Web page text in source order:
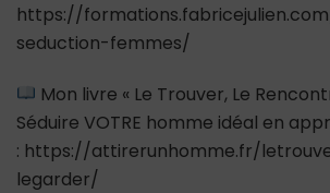
https://
seduction-femmes/
Mon livre « Le Trouver, Le
Séduire VOTRE homme idéal en
: https://attirerunhomme.fr/
legarder/